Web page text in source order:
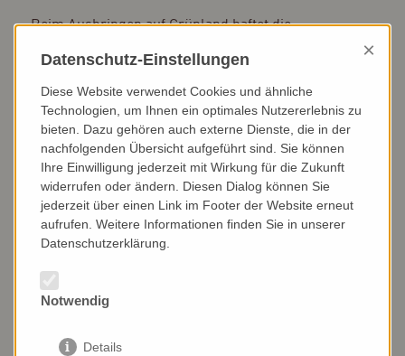
Beim Ausbringen auf Grünland haftet die
bekannte „Würstchenbildung“ bei bodennaher
Ausbringung wird deutlich vermindert. Dadurch sinkt
das Risiko von Futterverschmutzungen und
unerwünschten Gärprozessen in der Silage.
Anwendung:
einmal pro Woche auf Laufflächen, Spalten oder
Schieberbahnen ausbringen. Aufwandmenge ca. 100g
oder der Güllegrube oder dem Gärrestbehälter
Datenschutz-Einstellungen ×
Diese Website verwendet Cookies und ähnliche
Technologien, um Ihnen ein optimales Nutzererlebnis zu
bieten. Dazu gehören auch externe Dienste, die in der
nachfolgenden Übersicht aufgeführt sind. Sie können
Ihre Einwilligung jederzeit mit Wirkung für die Zukunft
widerrufen oder ändern. Diesen Dialog können Sie
jederzeit über einen Link im Footer der Website erneut
aufrufen. Weitere Informationen finden Sie in unserer
Datenschutzerklärung.
Notwendig
Details